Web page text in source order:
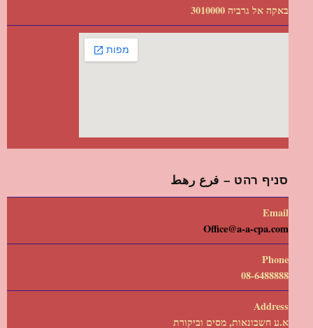
באקה אל גרביה 3010000
סניף רהט – فرع رهط
Email
Office@a-a-cpa.com
Phone
08-6488888
Address
א.ע חשבונאות, מסים וביקורת